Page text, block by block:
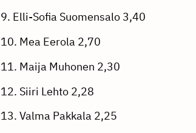
9. Elli-Sofia Suomensalo 3,40
10. Mea Eerola 2,70
11. Maija Muhonen 2,30
12. Siiri Lehto 2,28
13. Valma Pakkala 2,25